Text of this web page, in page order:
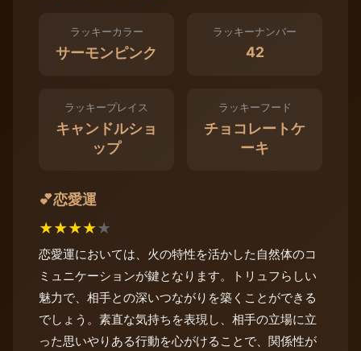
ラッキーカラー
サーモンピンク
ラッキーナンバー
42
ラッキープレイス
キャンドルショ
ップ
ラッキーフード
チョコレートケ
ーキ
💕恋愛運
★★★★★
恋愛運においては、火の特性を活かした自然体のコ
ミュニケーションが鍵となります。トリュフらしい
魅力で、相手との深いつながりを築くことができる
でしょう。素直な気持ちを表現し、相手の立場に立
った思いやりある行動を心がけることで、関係性が